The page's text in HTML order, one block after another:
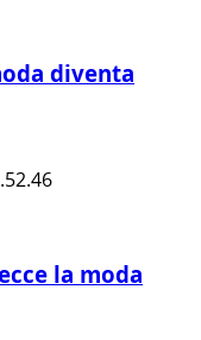
diventa
la moda